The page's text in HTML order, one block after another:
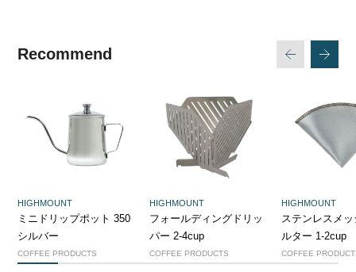
Recommend
HIGHMOUNT
ミニドリップポット 350
シルバー
COFFEE PRODUCTS
HIGHMOUNT
フォールディングドリッ
パー 2-4cup
COFFEE PRODUCTS
HIGHMOUNT
ステンレスメ
ルター 1-2cup
COFFEE